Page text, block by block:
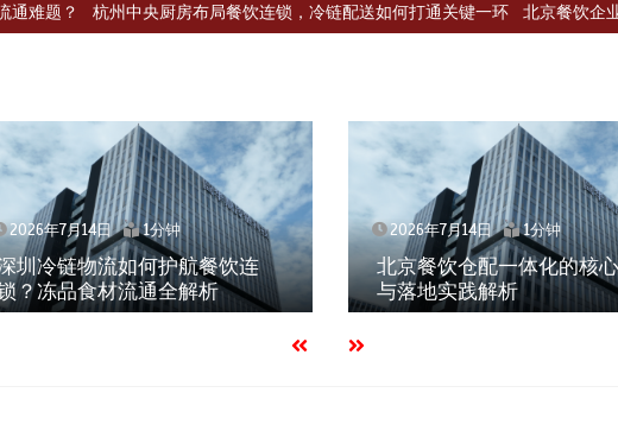
业如何选择冷链公司？ 上海餐饮连锁加速，冷链配送如何破解冻品食材流通难
2026年7月14日 1分钟
圳冷链物流如何护航餐饮连
？冻品食材流通全解析
2026年7月14日 1分钟
北京餐饮仓配一体化的核
与落地实践解析